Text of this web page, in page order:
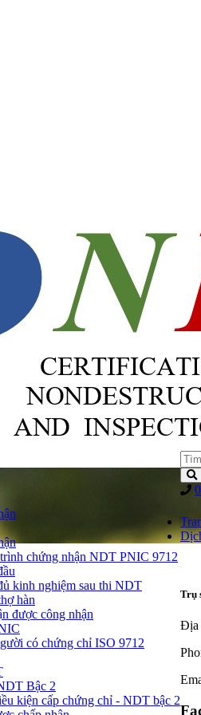
chứng nhận NDT PNIC 9712
kinh nghiệm sau thi NDT
hàn
được công nhận
có chứng chỉ ISO 9712
Bậc 2
kiện cấp chứng chỉ - NDT bậc 2
Trụ
Địa